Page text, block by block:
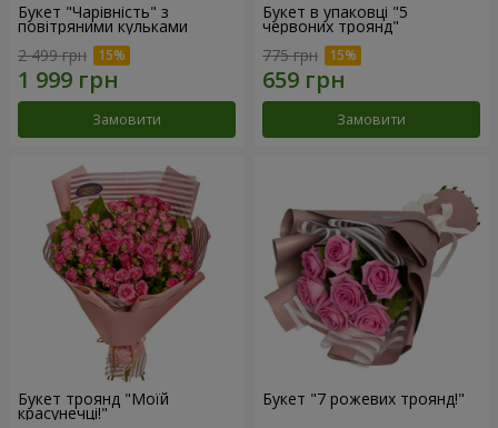
Букет "Чарівність" з
повітряними кульками
2 499 грн
Замовити
Букет в упаковці "5
червоних троянд"
775 грн
Замовити
Букет троянд "Моїй
красунечці!"
Букет "7 рожевих троянд!"